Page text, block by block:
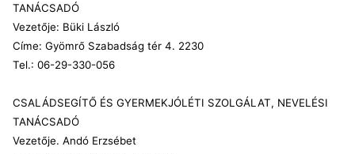
TANÁCSADÓ
Vezetője: Büki László
Címe: Gyömrő Szabadság tér 4. 2230
Tel.: 06-29-330-056
CSALÁDSEGÍTŐ ÉS GYERMEKJÓLÉTI SZOLGÁLAT, NEVELÉSI
TANÁCSADÓ
Vezetője. Andó Erzsébet